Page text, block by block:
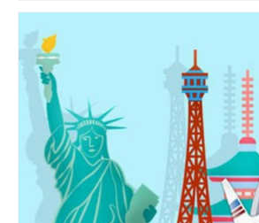
Avec Plaisir Travels